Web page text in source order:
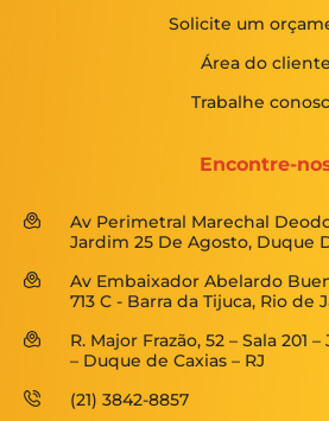
Solicite um
Área do cliente
Trabalhe
Encontre-
Av Perimetral Marechal
Jardim 25 De Agosto, Duque
Av Embaixador Abelardo
713 C - Barra da Tijuca, Rio de
R. Major Frazão, 52 – Sala 201
– Duque de Caxias – RJ
(21) 3842-8857